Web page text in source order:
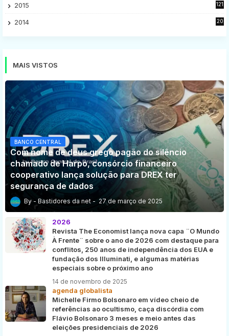
2015
121
2014
20
MAIS VISTOS
BANCO CENTRAL
Com nome de deus grego pagão do silêncio
chamado de Harpo, consórcio financeiro
cooperativo lança solução para DREX ter
segurança de dados
Bastidores da net 27 de março de 2025
2026
Revista The Economist lança nova capa ¨O Mundo
À Frente¨ sobre o ano de 2026 com destaque para
conflitos, 250 anos de independência dos EUA e
fundação dos Illuminati, e algumas matérias
especiais sobre o próximo ano
14 de novembro de 2025
agenda globalista
Michelle Firmo Bolsonaro em vídeo cheio de
referências ao ocultismo, caça discórdia com
Flávio Bolsonaro 3 meses e meio antes das
eleições presidenciais de 2026